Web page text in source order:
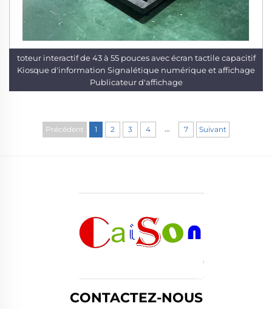
toteur interactif de 43 à 55 pouces avec écran tactile capacitif
Kiosque d'information Signalétique numérique et affichage
Publicateur d'affichage
Précédent 1 2 3 4 ... 7 Suivant
CONTACTEZ-NOUS